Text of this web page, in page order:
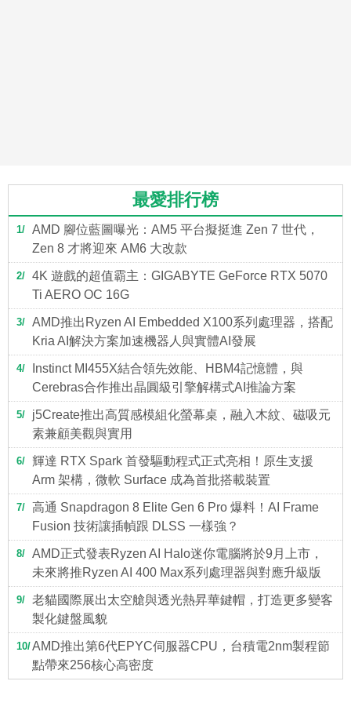
最愛排行榜
1
AMD 腳位藍圖曝光：AM5 平台擬挺進 Zen 7 世代，
Zen 8 才將迎來 AM6 大改款
2
4K 遊戲的超值霸主：GIGABYTE GeForce RTX 5070
Ti AERO OC 16G
3
AMD推出Ryzen AI Embedded X100系列處理器，搭配
Kria AI解決方案加速機器人與實體AI發展
4
Instinct MI455X結合領先效能、HBM4記憶體，與
Cerebras合作推出晶圓級引擎解構式AI推論方案
5
j5Create推出高質感模組化螢幕桌，融入木紋、磁吸元
素兼顧美觀與實用
6
輝達 RTX Spark 首發驅動程式正式亮相！原生支援
Arm 架構，微軟 Surface 成為首批搭載裝置
7
高通 Snapdragon 8 Elite Gen 6 Pro 爆料！AI Frame
Fusion 技術讓插幀跟 DLSS 一樣強？
8
AMD正式發表Ryzen AI Halo迷你電腦將於9月上市，
未來將推Ryzen AI 400 Max系列處理器與對應升級版
9
老貓國際展出太空艙與透光熱昇華鍵帽，打造更多變客
製化鍵盤風貌
10 AMD推出第6代EPYC伺服器CPU，台積電2nm製程節
點帶來256核心高密度